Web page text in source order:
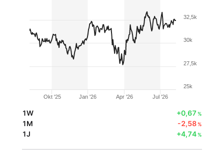
Okt '25 Jan '26 Apr '26 Jul '26
25k
27,5k
30k
32,5k
1W +0,67 %
1M -2,58%
1J +4,74%